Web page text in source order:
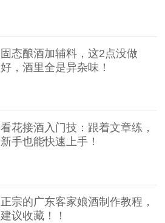
固态酿酒加辅料，这2点没做
好，酒里全是异杂味！
看花接酒入门技：跟着文章练，
新手也能快速上手！
正宗的广东客家娘酒制作教程，
建议收藏！！